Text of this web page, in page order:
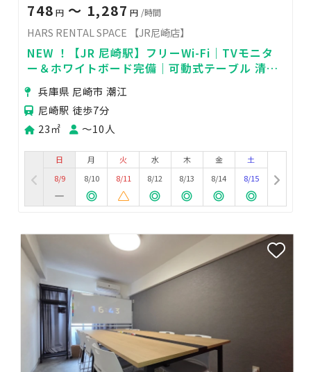
748 円 〜 1,287 円 /時間
HARS RENTAL SPACE 【JR尼崎店】
NEW ！【JR 尼崎駅】フリーWi-Fi｜TVモニタ
ー＆ホワイトボード完備｜可動式テーブル 清潔
快適会議室｜打ち合わせ・商談・面接に
兵庫県 尼崎市 潮江
尼崎駅 徒歩7分
23㎡
〜10人
日
8/9
月
8/10
火
8/11
水
8/12
木
8/13
金
8/14
土
8/15